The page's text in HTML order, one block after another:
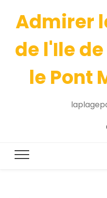
Admirer
de l'Ile
le Pont